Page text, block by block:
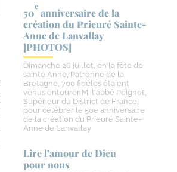
50
e
anniversaire de la
création du Prieuré Sainte-​
Anne de Lanvallay
[PHOTOS]
Dimanche 26 juillet, en la fête de
sainte Anne, Patronne de la
Bretagne, 700 fidèles étaient
venus entourer M. l'abbé Peignot,
Supérieur du District de France,
pour célébrer le 50e anniversaire
de la création du Prieuré Sainte-
Anne de Lanvallay
Lire l’amour de Dieu
pour nous